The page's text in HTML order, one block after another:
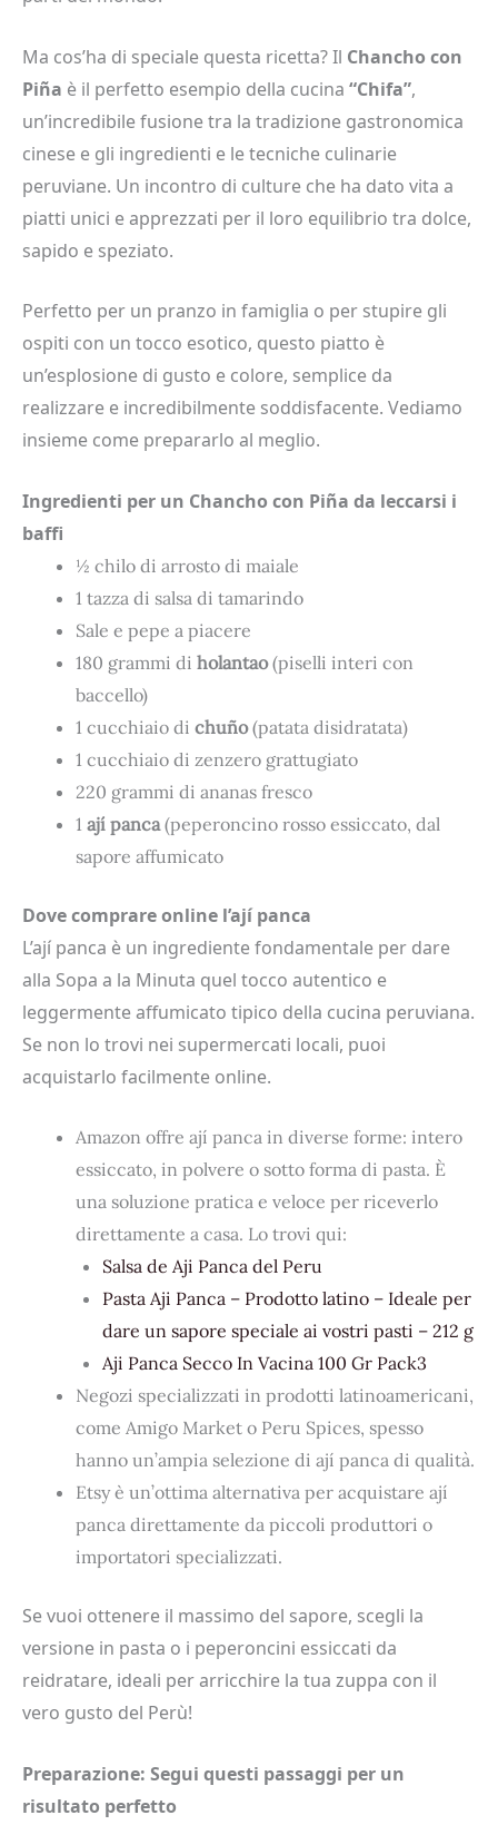
Ma cos’ha di speciale questa ricetta? Il Chancho con
Piña è il perfetto esempio della cucina “Chifa”,
un’incredibile fusione tra la tradizione gastronomica
cinese e gli ingredienti e le tecniche culinarie
peruviane. Un incontro di culture che ha dato vita a
piatti unici e apprezzati per il loro equilibrio tra dolce,
sapido e speziato.
Perfetto per un pranzo in famiglia o per stupire gli
ospiti con un tocco esotico, questo piatto è
un’esplosione di gusto e colore, semplice da
realizzare e incredibilmente soddisfacente. Vediamo
insieme come prepararlo al meglio.
Ingredienti per un Chancho con Piña da leccarsi i
baffi
½ chilo di arrosto di maiale
1 tazza di salsa di tamarindo
Sale e pepe a piacere
180 grammi di holantao(piselli interi con
baccello)
1 cucchiaio di chuño(patata disidratata)
1 cucchiaio di zenzero grattugiato
220 grammi di ananas fresco
1 ají panca (peperoncino rosso essiccato, dal
sapore affumicato
Dove comprare online l’ají panca
L’ají panca è un ingrediente fondamentale per dare
alla Sopa a la Minuta quel tocco autentico e
leggermente affumicato tipico della cucina peruviana.
Se non lo trovi nei supermercati locali, puoi
acquistarlo facilmente online.
Amazon offre ají panca in diverse forme: intero
essiccato, in polvere o sotto forma di pasta. È
una soluzione pratica e veloce per riceverlo
direttamente a casa. Lo trovi qui:
Salsa de Aji Panca del Peru
Pasta Aji Panca – Prodotto latino – Ideale per
dare un sapore speciale ai vostri pasti – 212 g
Aji Panca Secco In Vacina 100 Gr Pack3
Negozi specializzati in prodotti latinoamericani,
come Amigo Market o Peru Spices, spesso
hanno un’ampia selezione di ají panca di qualità.
Etsy è un’ottima alternativa per acquistare ají
panca direttamente da piccoli produttori o
importatori specializzati.
Se vuoi ottenere il massimo del sapore, scegli la
versione in pasta o i peperoncini essiccati da
reidratare, ideali per arricchire la tua zuppa con il
vero gusto del Perù!
Preparazione: Segui questi passaggi per un
risultato perfetto